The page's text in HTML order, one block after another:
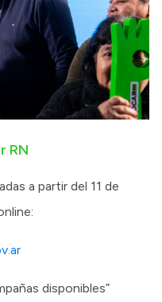
RN
a partir del 11 de
disponibles”